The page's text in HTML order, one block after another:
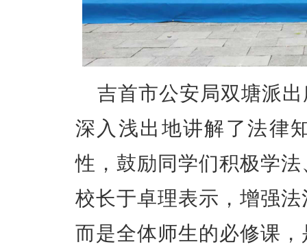
吉首市公安局双塘派
深入浅出地讲解了法律
性，鼓励同学们积极学
校长于卓理表示，增强法
而是全体师生的必修课